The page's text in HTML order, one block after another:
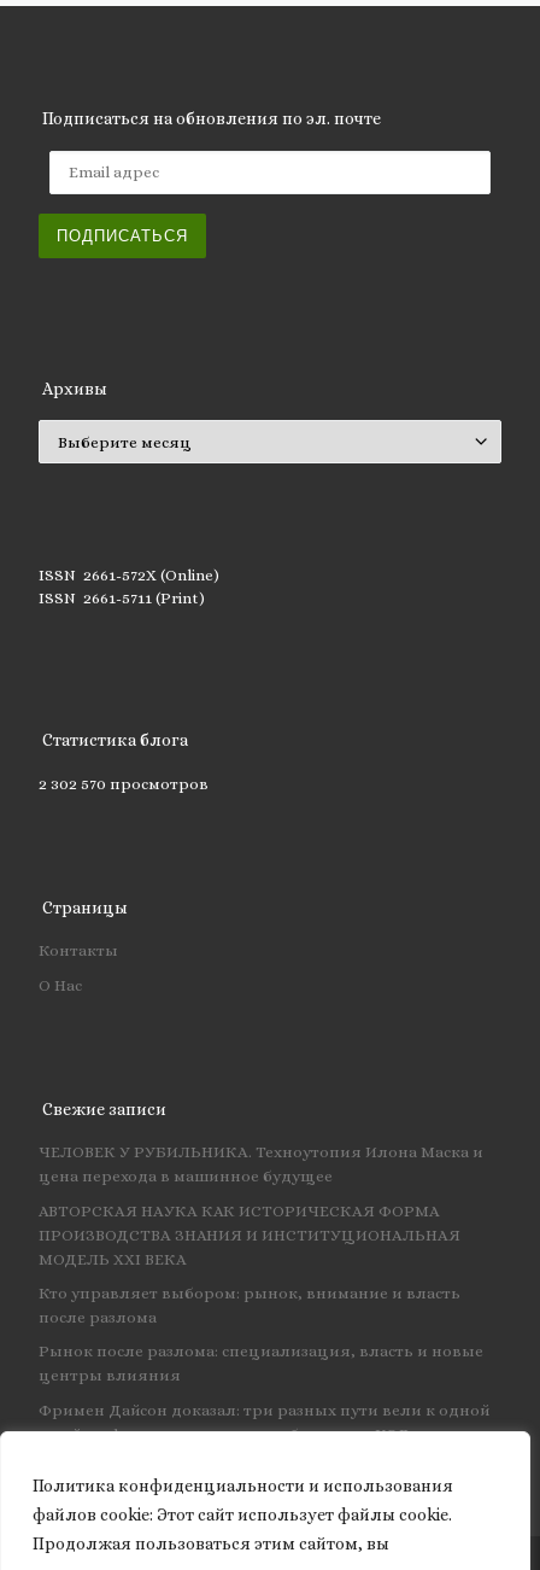
Политика конфиденциальности и использования
файлов сookie: Этот сайт использует файлы cookie.
Продолжая пользоваться этим сайтом, вы
Подписаться на обновления по эл. почте
ПОДПИСАТЬСЯ
Архивы
ISSN 2661-572X (Online)
ISSN 2661-5711 (Print)
Статистика блога
2 302 570 просмотров
Страницы
Контакты
О Нас
Свежие записи
ЧЕЛОВЕК У РУБИЛЬНИКА. Техноутопия Илона Маска и
цена перехода в машинное будущее
АВТОРСКАЯ НАУКА КАК ИСТОРИЧЕСКАЯ ФОРМА
ПРОИЗВОДСТВА ЗНАНИЯ И ИНСТИТУЦИОНАЛЬНАЯ
МОДЕЛЬ XXI ВЕКА
Кто управляет выбором: рынок, внимание и власть
после разлома
Рынок после разлома: специализация, власть и новые
центры влияния
Фримен Дайсон доказал: три разных пути вели к одной
и той же физике — и навсегда объединил КЭД